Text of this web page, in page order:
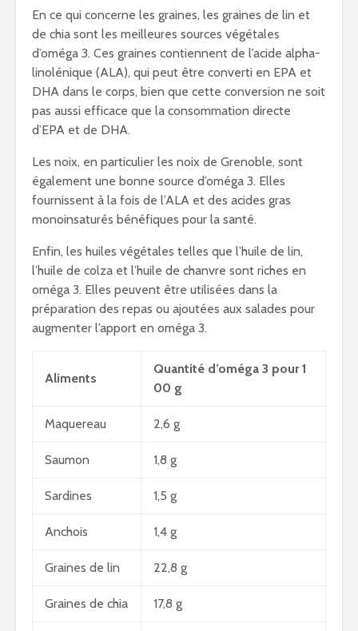
En ce qui concerne les graines, les graines de lin et
de chia sont les meilleures sources végétales
d’oméga 3. Ces graines contiennent de l’acide alpha-
linolénique (ALA), qui peut être converti en EPA et
DHA dans le corps, bien que cette conversion ne soit
pas aussi efficace que la consommation directe
d’EPA et de DHA.
Les noix, en particulier les noix de Grenoble, sont
également une bonne source d’oméga 3. Elles
fournissent à la fois de l’ALA et des acides gras
monoinsaturés bénéfiques pour la santé.
Enfin, les huiles végétales telles que l’huile de lin,
l’huile de colza et l’huile de chanvre sont riches en
oméga 3. Elles peuvent être utilisées dans la
préparation des repas ou ajoutées aux salades pour
augmenter l’apport en oméga 3.
Aliments
Quantité d’oméga 3 pour 1
00 g
Maquereau 2,6 g
Saumon 1,8 g
Sardines 1,5 g
Anchois 1,4 g
Graines de lin 22,8 g
Graines de chia 17,8 g